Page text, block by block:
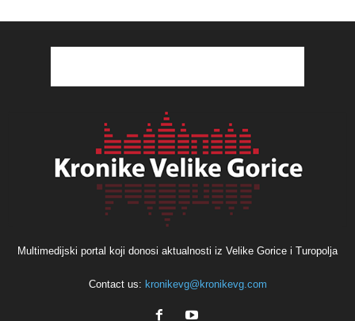
Multimedijski portal koji donosi aktualnosti iz Velike Gorice i Turopolja
Contact us: kronikevg@kronikevg.com